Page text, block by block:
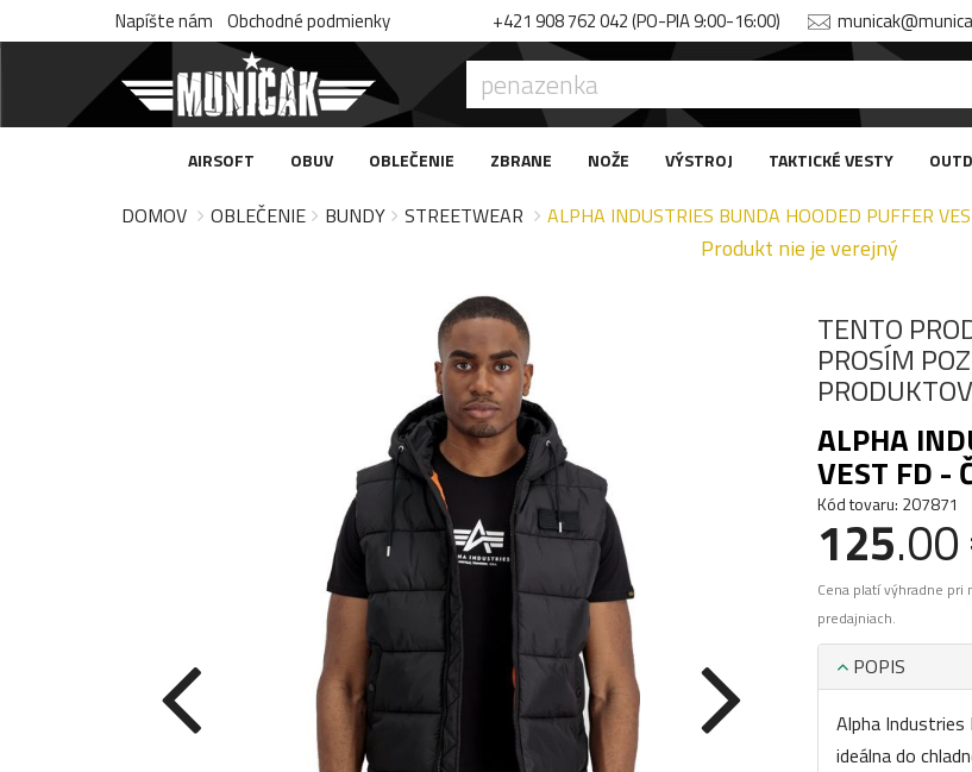
Napíšte nám Obchodné podmienky +421 908 762 042 (PO-PIA 9:00-16:00)
AIRSOFT OBUV OBLEČENIE ZBRANE NOŽE VÝSTROJ TAKTICKÉ VESTY
DOMOV OBLEČENIE BUNDY STREETWEAR ALPHA INDUSTRIES BUNDA HOODED PUFFER
Produkt nie je verejný
TENTO
PROSÍM
PRODUKTOV
ALPHA
VEST FD -
Kód tovaru: 207871
125
Cena platí výhradne pri
predajniach.
POPIS
Alpha
ideálna do